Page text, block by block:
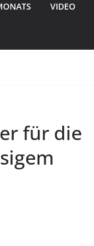
VIDEO
für die